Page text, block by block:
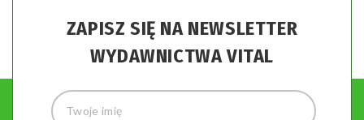
ZAPISZ SIĘ NA NEWSLETTER
WYDAWNICTWA VITAL